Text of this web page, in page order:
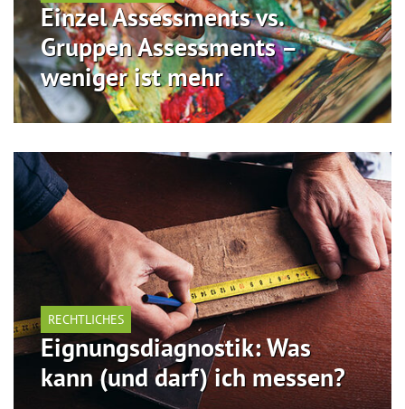
Einzel Assessments vs.
Gruppen Assessments –
weniger ist mehr
RECHTLICHES
Eignungsdiagnostik: Was
kann (und darf) ich messen?